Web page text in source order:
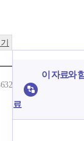
이 자료와
료